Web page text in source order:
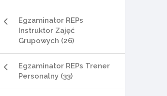
Egzaminator REPs
Instruktor Zajęć
Grupowych (26)
Egzaminator REPs Trener
Personalny (33)